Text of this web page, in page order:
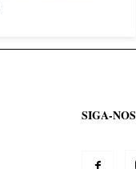
SIGA-NOS